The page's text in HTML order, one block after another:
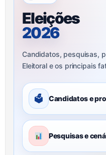
Eleições
2026
Candidatos, pesquisas,
Eleitoral e os principais
🗳 Candidatos e
Pesquisas e